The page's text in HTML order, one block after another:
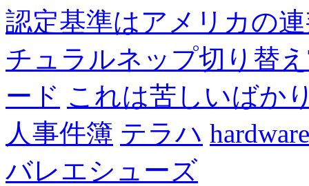
認定基準はアメリカの
チュラルネップ切り替
ード これは苦しいばか
人事件簿 テラハ
バレエシューズ